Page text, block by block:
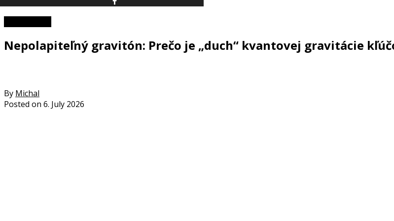
Nepolapiteľný gravitón: Prečo je „duch“ kvantovej gravitácie
By Michal
Posted on 6. July 2026